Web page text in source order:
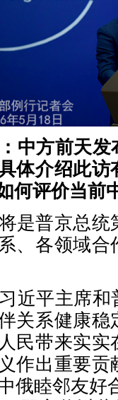
中方前天
体介绍此
何评价当前
是普京总
、各领域
近平主席
关系健康
民带来实
作出重要
俄睦邻友好